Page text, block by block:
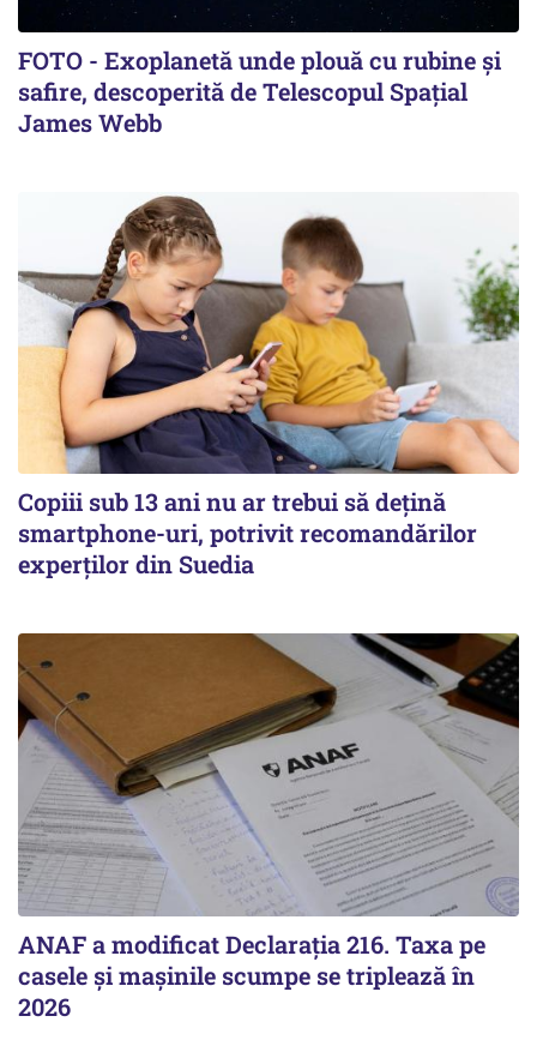
FOTO - Exoplanetă unde plouă cu rubine şi
safire, descoperită de Telescopul Spaţial
James Webb
Copiii sub 13 ani nu ar trebui să dețină
smartphone-uri, potrivit recomandărilor
experților din Suedia
ANAF a modificat Declarația 216. Taxa pe
casele și mașinile scumpe se triplează în
2026